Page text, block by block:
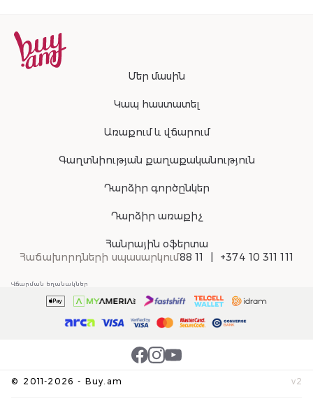
Մեր մասին
Կապ հաստատել
Առաքում և վճարում
Գաղտնիության քաղաքականություն
Դարձիր գործընկեր
Դարձիր առաքիչ
Հանրային օֆերտա
Հաճախորդների սպասարկում88 11 +374 10 311 111
© 2011-2026 - Buy.am v2
Վճարման եղանակներ